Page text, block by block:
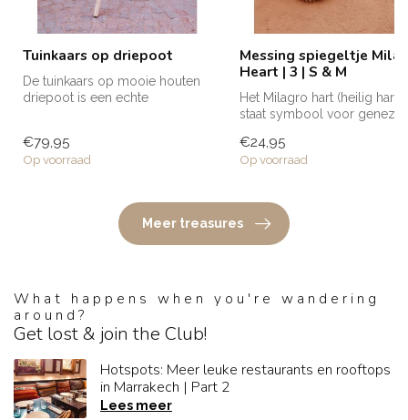
Tuinkaars op driepoot
De tuinkaars op mooie houten
driepoot is een echte
€79,95
Op voorraad
Messing spiegeltje
Heart | 3 | S & M
Het Milagro hart (heilig hart)
staat symbool voor
€24,95
Op voorraad
Meer treasures
What happens when you're wandering
around?
Get lost & join the Club!
Hotspots: Meer leuke restaurants en rooftops
in Marrakech | Part 2
Lees meer